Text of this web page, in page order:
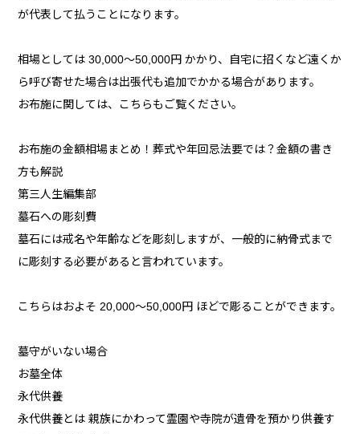
が代表して払うことになります。
相場としては 30,000～50,000円 かかり、自宅に招くなど遠くか
ら呼び寄せた場合は出張代も追加でかかる場合があります。
お布施に関しては、こちらもご覧ください。
お布施の金額相場まとめ！葬式や年回忌法要では？金額の書き
方も解説
第三人生編集部
墓石への彫刻費
墓石には戒名や年齢などを彫刻しますが、一般的に納骨式まで
に彫刻する必要があると言われています。
こちらはおよそ 20,000～50,000円 ほどで彫ることができます。
墓守がいない場合
お墓全体
永代供養
永代供養とは 親族にかわって霊園や寺院が遺骨を預かり供養す